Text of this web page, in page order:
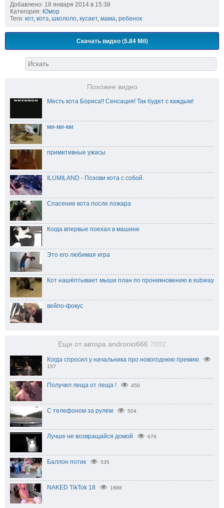
Добавлено: 18 января 2014 в 15:38
Категория: Юмор
Теги: кот, котэ, школоло, кусает, мама, ребенок
Скачать видео (5.84 Мб)
Похожее видео
Месть кота Бориса!! Сенсация! Так будет с каждым!
ми-ми-ми
примитивные ужасы
ILUMILAND - Позови кота с собой.
Спасение кота после пожара
Когда впервые поехал в машине
Это его любимая игра
Кот нашёптывает мыши план по проникновению в subway
вейпо-фокус
Еще от автора andronio666 7002
Когда спросил у начальника про новогоднюю премию
157
Получил леща от леща ! 450
С телефоном за рулем 504
Лучше не возвращайся домой 676
Баллон потик 535
NAKED TikTok 18 1888